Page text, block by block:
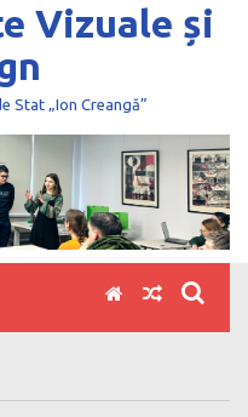
Vizuale și
Stat „Ion Creangă”